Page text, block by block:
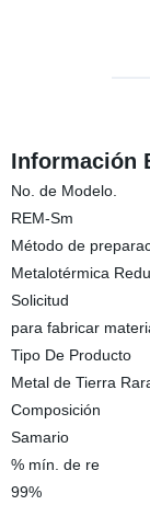
Información
No. de Modelo.
REM-Sm
Método de
Metalotérmica
Solicitud
para fabricar
Tipo De Producto
Metal de Tierra
Composición
Samario
% mín. de re
99%